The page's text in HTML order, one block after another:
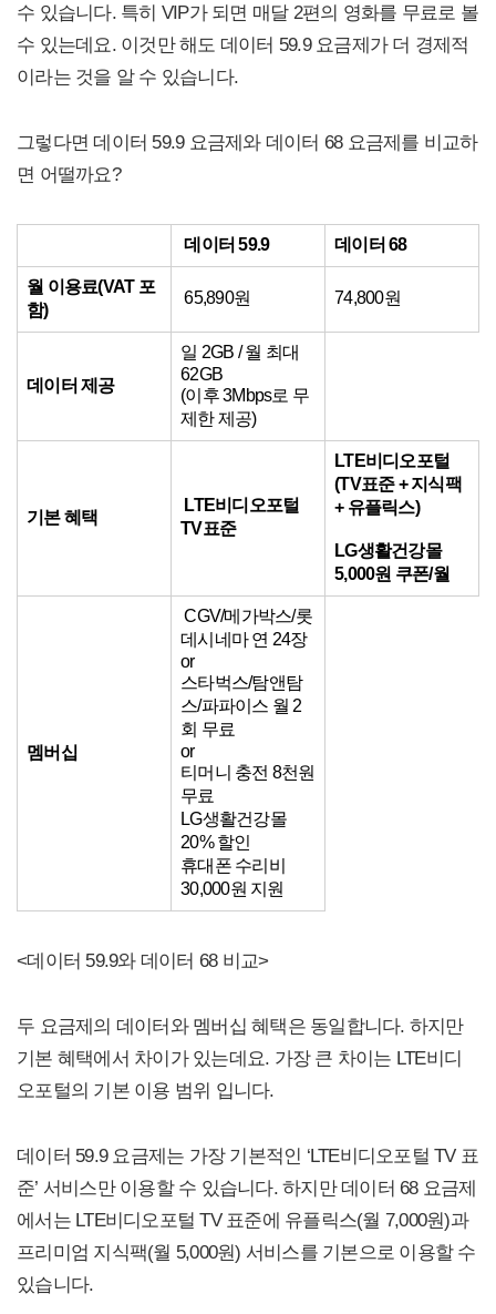
수 있습니다. 특히 VIP가 되면 매달 2편의 영화를 무료로 볼
수 있는데요. 이것만 해도 데이터 59.9 요금제가 더 경제적
이라는 것을 알 수 있습니다.
그렇다면 데이터 59.9 요금제와 데이터 68 요금제를 비교하
면 어떨까요?
데이터 59.9 데이터 68
월 이용료(VAT 포
함)
65,890원 74,800원
데이터 제공
일 2GB / 월 최대
62GB
(이후 3Mbps로 무
제한 제공)
기본 혜택
LTE비디오포털
TV표준
LTE비디오포털
(TV표준 + 지식팩
+ 유플릭스)
LG생활건강몰
5,000원 쿠폰/월
멤버십
CGV/메가박스/롯
데시네마 연 24장
or
스타벅스/탐앤탐
스/파파이스 월 2
회 무료
or
티머니 충전 8천원
무료
LG생활건강몰
20% 할인
휴대폰 수리비
30,000원 지원
<데이터 59.9와 데이터 68 비교>
두 요금제의 데이터와 멤버십 혜택은 동일합니다. 하지만
기본 혜택에서 차이가 있는데요. 가장 큰 차이는 LTE비디
오포털의 기본 이용 범위 입니다.
데이터 59.9 요금제는 가장 기본적인 ‘LTE비디오포털 TV 표
준’ 서비스만 이용할 수 있습니다. 하지만 데이터 68 요금제
에서는 LTE비디오포털 TV 표준에 유플릭스(월 7,000원)과
프리미엄 지식팩(월 5,000원) 서비스를 기본으로 이용할 수
있습니다.